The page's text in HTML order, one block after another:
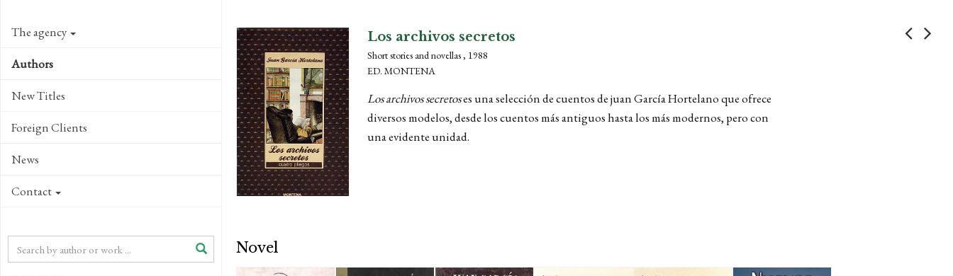
The agency
Authors
New Titles
Foreign Clients
News
Contact
Los archivos secretos
Short stories and novellas , 1988
ED. MONTENA
Los archivos secretoses una selección de cuentos de juan García Hortelano que ofrece
diversos modelos, desde los cuentos más antiguos hasta los más modernos, pero con
una evidente unidad.
Novel